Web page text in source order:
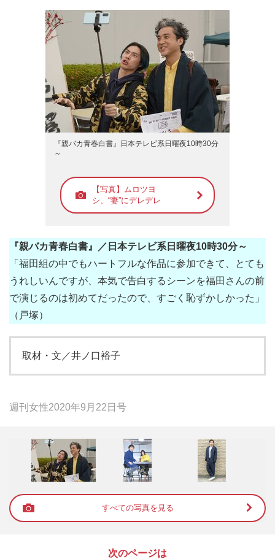
『親バカ青春白書』日本テレビ系日曜夜10時30分
～
【写真】ムロツヨ
シ、“妻”にデレデレ
『親バカ青春白書』
／日本テレビ系日曜夜10時30分～
「福田組の中でもハートフルな作品に参加できて、とても
うれしいんですが、本気で告白するシーンを福田さんの前
で演じるのは初めてだったので、すごく恥ずかしかった」
（戸塚）
取材・文／井ノ口裕子
週刊女性2020年9月22日号
すべての写真を見る
次のページは